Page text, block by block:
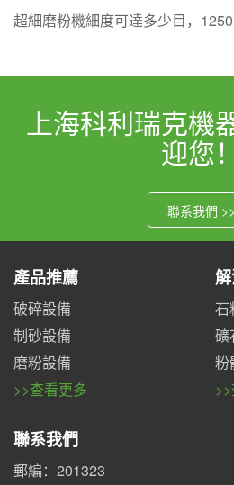
超細磨粉機細度可達多少目，
上海科利瑞克機
迎您！
聯系我們 >>
產品推薦
破碎設備
制砂設備
磨粉設備
>>查看更多
石
礦
粉
聯系我們
郵編：201323